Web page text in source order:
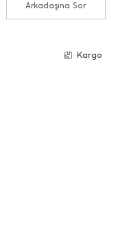
Arkadaşına Sor
Kargo